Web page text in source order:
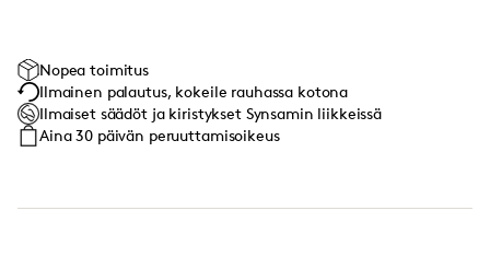
Nopea toimitus
Ilmainen palautus, kokeile rauhassa kotona
Ilmaiset säädöt ja kiristykset Synsamin liikkeissä
Aina 30 päivän peruuttamisoikeus